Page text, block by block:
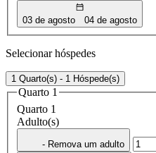
03 de agosto 04 de agosto
Selecionar hóspedes
1 Quarto(s) - 1 Hóspede(s)
Quarto 1
Quarto 1
Adulto(s)
- Remova um adulto